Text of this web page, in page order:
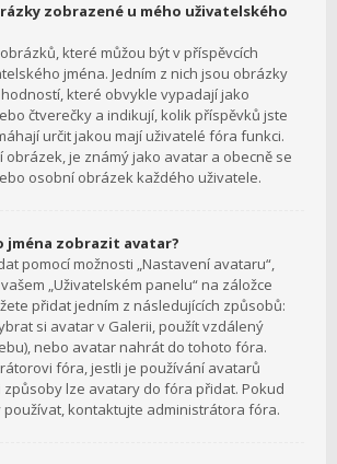
zobrazené u mého uživatelského
které můžou být v příspěvcích
jména. Jedním z nich jsou obrázky
které obvykle vypadají jako
čtverečky a indikují, kolik příspěvků jste
určit jakou mají uživatelé fóra funkci.
obrázek, je známý jako avatar a obecně se
osobní obrázek každého uživatele.
jména zobrazit avatar?
pomocí možnosti „Nastavení avataru“,
„Uživatelském panelu“ na záložce
přidat jedním z následujících způsobů:
si avatar v Galerii, použít vzdálený
nebo avatar nahrát do tohoto fóra.
fóra, jestli je používání avatarů
lze avatary do fóra přidat. Pokud
kontaktujte administrátora fóra.